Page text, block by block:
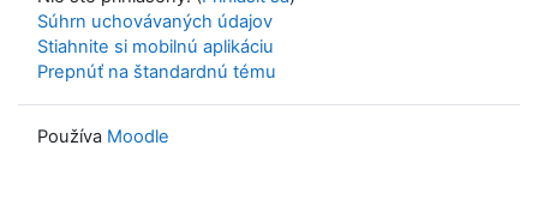
Súhrn uchovávaných údajov
Stiahnite si mobilnú aplikáciu
Prepnúť na štandardnú tému
Používa Moodle